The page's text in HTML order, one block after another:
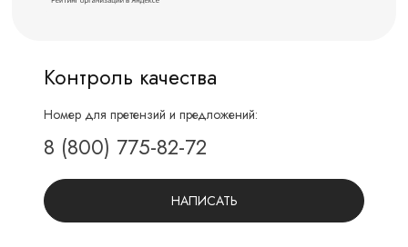
Контроль качества
Номер для претензий и предложений:
8 (800) 775-82-72
НАПИСАТЬ